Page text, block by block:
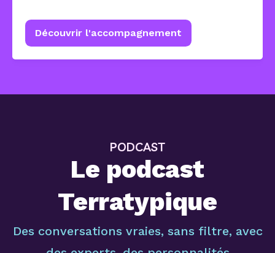
Découvrir l'accompagnement
PODCAST
Le podcast
Terratypique
Des conversations vraies, sans filtre, avec